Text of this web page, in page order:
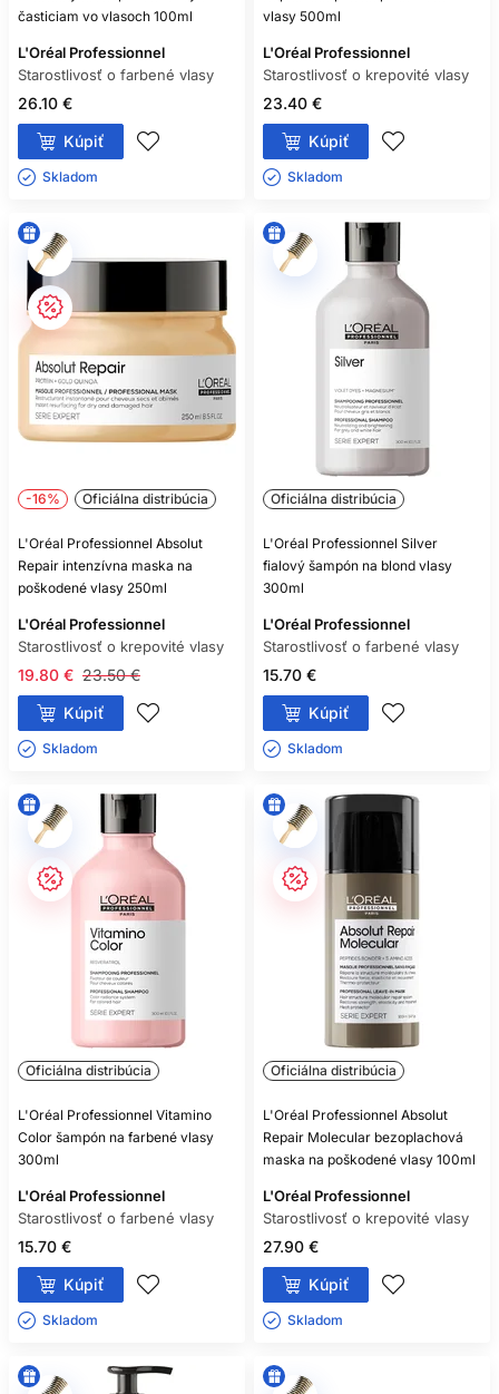
časticiam vo vlasoch 100ml
L'Oréal Professionnel
Starostlivosť o farbené vlasy
26.10 €
Kúpiť
Skladom ㅤ
vlasy 500ml
L'Oréal Professionnel
Starostlivosť o krepovité vlasy
23.40 €
Kúpiť
Skladom ㅤ
-16% Oficiálna distribúcia
L'Oréal Professionnel Absolut
Repair intenzívna maska na
poškodené vlasy 250ml
L'Oréal Professionnel
Starostlivosť o krepovité vlasy
23.50 €
19.80 €
Kúpiť
Skladom ㅤ
Oficiálna distribúcia
L'Oréal Professionnel Silver
fialový šampón na blond vlasy
300ml
L'Oréal Professionnel
Starostlivosť o farbené vlasy
15.70 €
Kúpiť
Skladom ㅤ
Oficiálna distribúcia
L'Oréal Professionnel Vitamino
Color šampón na farbené vlasy
300ml
L'Oréal Professionnel
Starostlivosť o farbené vlasy
15.70 €
Kúpiť
Skladom ㅤ
Oficiálna distribúcia
L'Oréal Professionnel Absolut
Repair Molecular bezoplachová
maska na poškodené vlasy 100ml
L'Oréal Professionnel
Starostlivosť o krepovité vlasy
27.90 €
Kúpiť
Skladom ㅤ